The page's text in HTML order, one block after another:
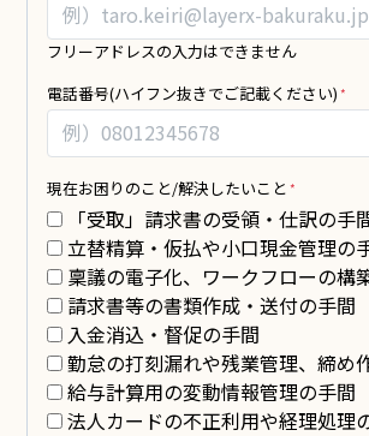
の
3
つ
の
方
法
フリーアドレスの入力はできません
電話番号(ハイフン抜きでご記載ください)
現在お困りのこと/解決したいこと
「受取」請求書の受領・仕訳の手
立替精算・仮払や小口現金管理の
稟議の電子化、ワークフローの構
請求書等の書類作成・送付の手間
入金消込・督促の手間
勤怠の打刻漏れや残業管理、締め
給与計算用の変動情報管理の手間
法人カードの不正利用や経理処理
ド
は
白
の
ま
ま
に
し
て
く
だ
さ
い。